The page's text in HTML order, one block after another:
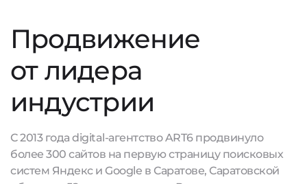
Продвижение
от лидера
индустрии
С 2013 года digital-агентство ART6 продвинуло
более 300 сайтов на первую страницу поисковых
систем Яндекс и Google в Саратове, Саратовской